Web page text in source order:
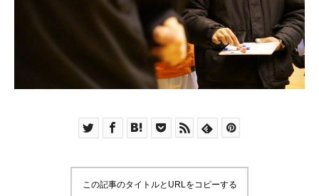
この記事のタイトルとURLをコピーする